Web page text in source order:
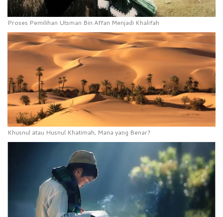
Proses Pemilihan Utsman Bin Affan Menjadi Khalifah
Khusnul atau Husnul Khatimah, Mana yang Benar?